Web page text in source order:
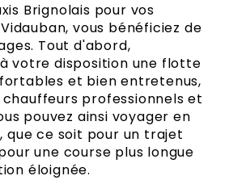
Brignolais pour vos
vous bénéficiez de
Tout d'abord,
votre disposition une flotte
et bien entretenus,
professionnels et
pouvez ainsi voyager en
ce soit pour un trajet
une course plus longue
éloignée.